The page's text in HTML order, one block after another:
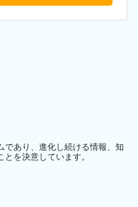
であり、進化し続ける情報、知
を決意しています。